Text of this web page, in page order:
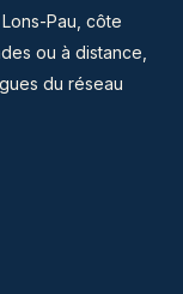
Pau, côte
ou à distance,
du réseau